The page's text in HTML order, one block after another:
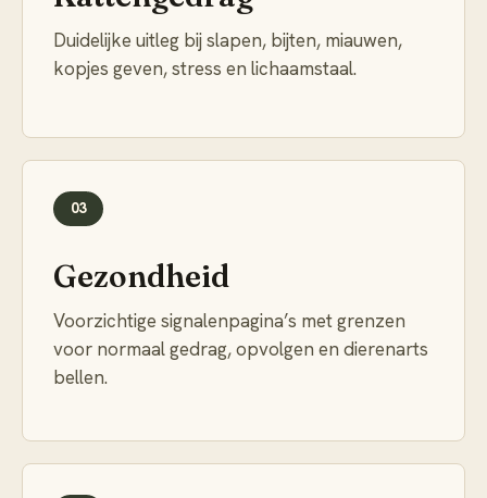
Duidelijke uitleg bij slapen, bijten, miauwen,
kopjes geven, stress en lichaamstaal.
03
Gezondheid
Voorzichtige signalenpagina’s met grenzen
voor normaal gedrag, opvolgen en dierenarts
bellen.